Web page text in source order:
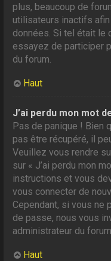
plus, beaucoup de
utilisateurs inactifs
données. Si tel était le
essayez de participer
du forum.
Haut
J’ai perdu mon mot
Pas de panique ! Bien
pas être récupéré, il
Veuillez vous rendre
sur « J’ai perdu mon
instructions et vous
vous connecter de
Cependant, si vous ne
de passe, nous vous
administrateur du forum.
Haut